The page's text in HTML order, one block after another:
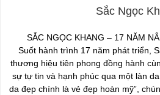
Sắc Ngọc
SẮC NGỌC KHANG – 17 NĂM
Suốt hành trình 17 năm phát triển,
thương hiệu tiên phong đồng hành
sự tự tin và hạnh phúc qua một làn
da đẹp chính là vẻ đẹp hoàn mỹ”,